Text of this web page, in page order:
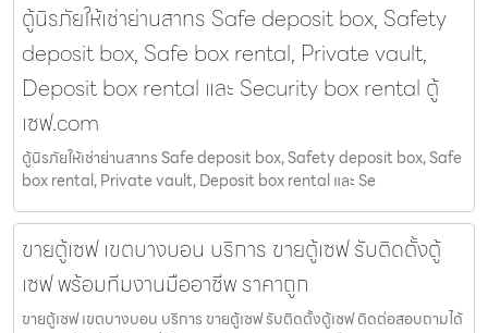
ตู้นิรภัยให้เช่าย่านสาทร Safe deposit box, Safety
deposit box, Safe box rental, Private vault,
Deposit box rental และ Security box rental ตู้
เซฟ.com
ตู้นิรภัยให้เช่าย่านสาทร Safe deposit box, Safety deposit box, Safe
box rental, Private vault, Deposit box rental และ Se
ขายตู้เซฟ เขตบางบอน บริการ ขายตู้เซฟ รับติดตั้งตู้
เซฟ พร้อมทีมงานมืออาชีพ ราคาถูก
ขายตู้เซฟ เขตบางบอน บริการ ขายตู้เซฟ รับติดตั้งตู้เซฟ ติดต่อสอบถามได้